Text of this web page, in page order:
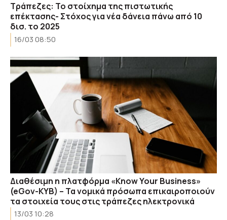
Τράπεζες: Το στοίχημα της πιστωτικής
επέκτασης- Στόχος για νέα δάνεια πάνω από 10
δισ. το 2025
16/03 08:50
Διαθέσιμη η πλατφόρμα «Know Your Business»
(eGov-KYB) – Τα νομικά πρόσωπα επικαιροποιούν
τα στοιχεία τους στις τράπεζες ηλεκτρονικά
13/03 10:28